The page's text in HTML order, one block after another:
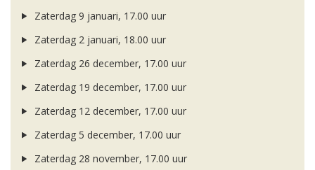
Zaterdag 9 januari, 17.00 uur
Zaterdag 2 januari, 18.00 uur
Zaterdag 26 december, 17.00 uur
Zaterdag 19 december, 17.00 uur
Zaterdag 12 december, 17.00 uur
Zaterdag 5 december, 17.00 uur
Zaterdag 28 november, 17.00 uur